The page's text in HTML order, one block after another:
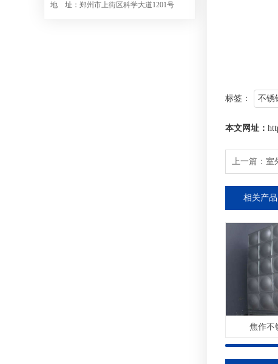
地 址：郑州市上街区科学大道1201号
标签： 不锈
本文网址：
上一篇： 室
相关产品
焦作不